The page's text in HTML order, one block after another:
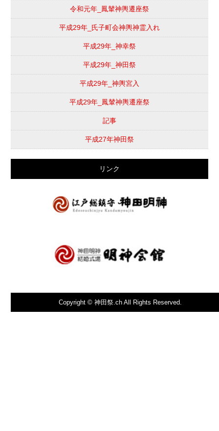
令和元年_鳳輦神輿遷座祭
平成29年_氏子町会神輿神霊入れ
平成29年_神幸祭
平成29年_神田祭
平成29年_神輿宮入
平成29年_鳳輦神輿遷座祭
記事
平成27年神田祭
リンク
Copyright © 神田祭.ch All Rights Reserved.